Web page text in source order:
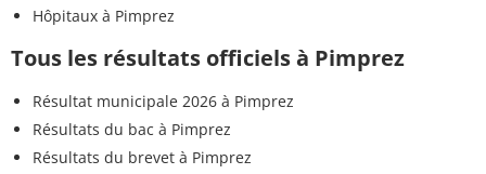
Hôpitaux à Pimprez
Tous les résultats officiels à Pimprez
Résultat municipale 2026 à Pimprez
Résultats du bac à Pimprez
Résultats du brevet à Pimprez